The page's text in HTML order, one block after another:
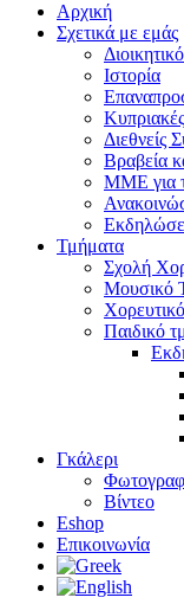
Αρχική
Σχετικά με εμάς
Ιστορία
Διεθνείς
Βραβεία
ΜΜΕ για
Τμήματα
Σχολή
Μουσικό
Παιδικό
Γκάλερι
Βίντεο
Eshop
Επικοινωνία